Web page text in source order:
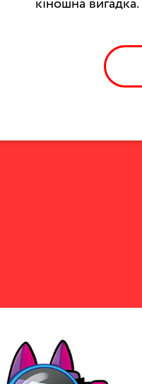
кіношна